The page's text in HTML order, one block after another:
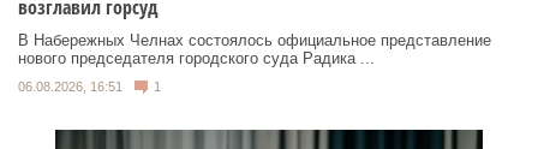
возглавил горсуд
В Набережных Челнах состоялось официальное представление
нового председателя городского суда Радика ...
06.08.2026, 16:51 1